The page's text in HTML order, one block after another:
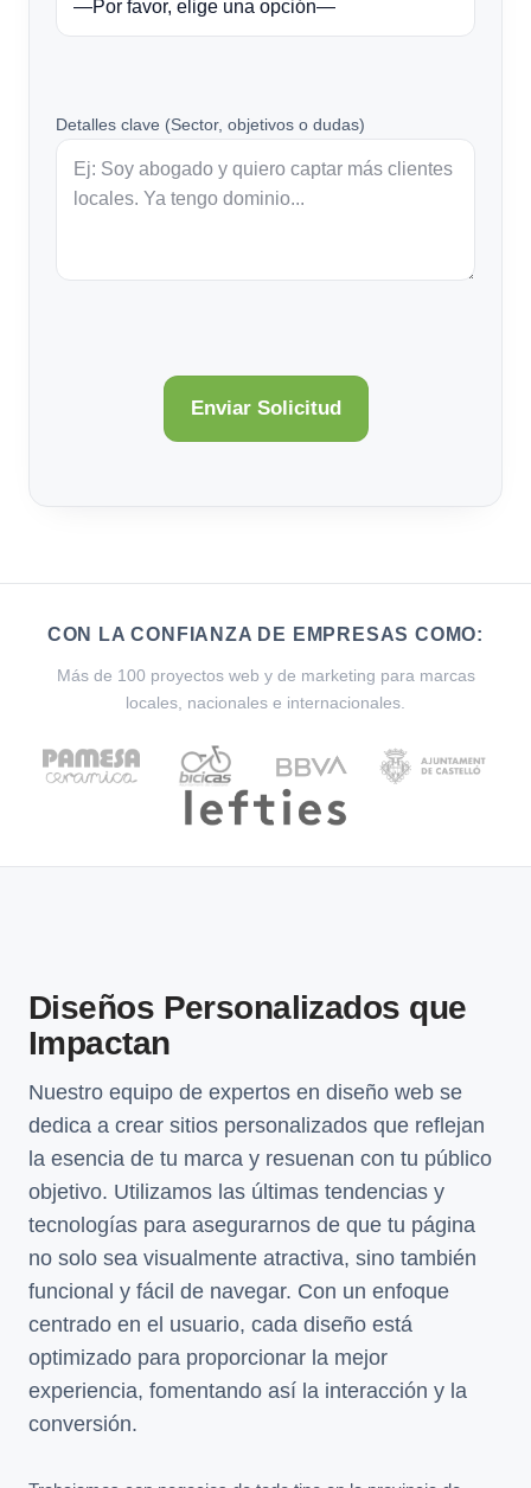
Detalles clave (Sector, objetivos o dudas)
CON LA CONFIANZA DE EMPRESAS COMO:
Más de 100 proyectos web y de marketing para marcas
locales, nacionales e internacionales.
Diseños Personalizados que
Impactan
Nuestro equipo de expertos en diseño web se
dedica a crear sitios personalizados que reflejan
la esencia de tu marca y resuenan con tu público
objetivo. Utilizamos las últimas tendencias y
tecnologías para asegurarnos de que tu página
no solo sea visualmente atractiva, sino también
funcional y fácil de navegar. Con un enfoque
centrado en el usuario, cada diseño está
optimizado para proporcionar la mejor
experiencia, fomentando así la interacción y la
conversión.